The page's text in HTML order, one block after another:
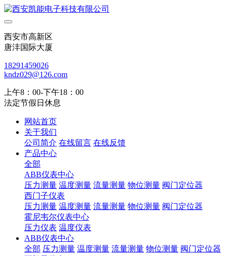
西安市高新区
唐沣国际大厦
18291459026
kndz029@126.com
上午8：00-下午18：00
法定节假日休息
网站首页
关于我们
公司简介 在线留言 在线反馈
产品中心
全部
ABB仪表中心
压力测量 温度测量 流量测量 物位测量 阀门定位器
西门子仪表
压力测量 温度测量 流量测量 物位测量 阀门定位器
霍尼韦尔仪表中心
压力仪表 温度仪表
ABB仪表中心
全部 压力测量 温度测量 流量测量 物位测量 阀门定位器